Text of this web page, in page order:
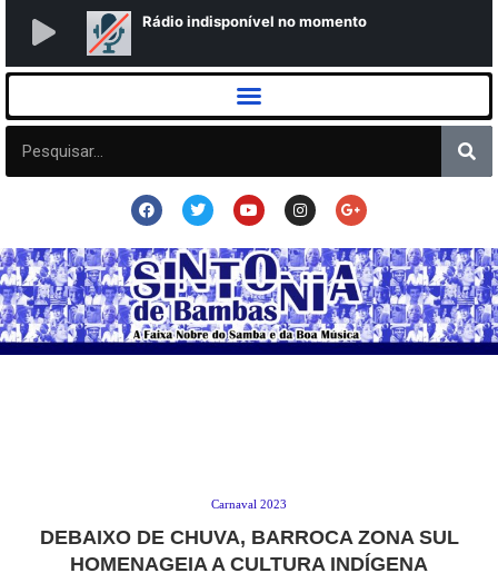
Carnaval 2023
DEBAIXO DE CHUVA, BARROCA ZONA SUL
HOMENAGEIA A CULTURA INDÍGENA